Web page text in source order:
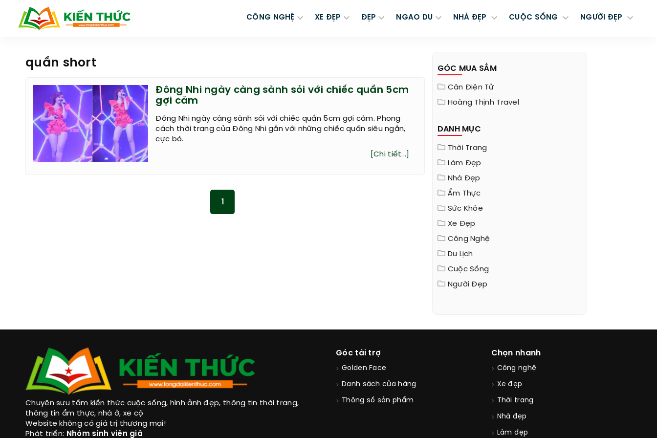
CÔNG NGHỆ XE ĐẸP ĐẸP NGAO DU NHÀ ĐẸP CUỘC SỐNG NGƯỜI ĐẸP
quần short
Đông Nhi ngày càng sành sỏi với chiếc quần 5cm
gợi cảm
Đông Nhi ngày càng sành sỏi với chiếc quần 5cm gợi cảm. Phong
cách thời trang của Đông Nhi gắn với những chiếc quần siêu ngắn,
cực bó.
[Chi tiết...]
GÓC MUA SẮM
Cân Điện Tử
Hoàng Thịnh Travel
DANH MỤC
Thời Trang
Làm Đẹp
Nhà Đẹp
Ẩm Thực
Sức Khỏe
Xe Đẹp
Công Nghệ
Du Lịch
Cuộc Sống
Người Đẹp
Chuyên sưu tầm kiến thức cuộc sống, hình ảnh đẹp, thông tin thời trang,
thông tin ẩm thực, nhà ở, xe cộ
Website không có giá trị thương mại!
Phát triển: Nhóm sinh viên già
Góc tài trợ
Golden Face
Danh sách cửa hàng
Thông số sản phẩm
Chọn nhanh
Công nghệ
Xe đẹp
Thời trang
Nhà đẹp
Làm đẹp